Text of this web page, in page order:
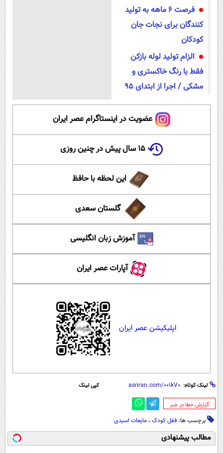
فرصت 6 ماهه به تولید
کنندگان برای نجات جان
کودکان
الزام تولید لوله بازکن
فقط با رنگ خاکستری و
مشکی / اجرا از ابتدای 95
عضویت در اینستاگرام عصر ایران
۱۵ سال پیش در چنین روزی
این لحظه با حافظ
گلستان سعدی
آموزش زبان انگلیسی
آپارات عصر ایران
اپلیکیشن عصر ایران
لینک کوتاه: کپی لینک
‌گزارش خطا در خبر
برچسب ها: قفل کودک ، مایعات اسیدی
مطالب پیشنهادی